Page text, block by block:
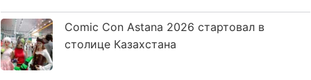
Comic Con Astana 2026 стартовал в
столице Казахстана